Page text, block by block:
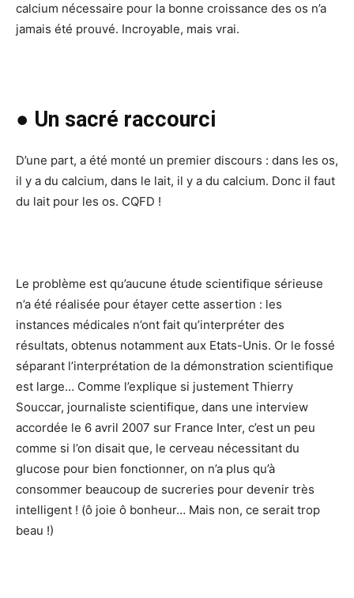
calcium nécessaire pour la bonne croissance des os n’a
jamais été prouvé. Incroyable, mais vrai.
● Un sacré raccourci
D’une part, a été monté un premier discours : dans les os,
il y a du calcium, dans le lait, il y a du calcium. Donc il faut
du lait pour les os. CQFD !
Le problème est qu’aucune étude scientifique sérieuse
n’a été réalisée pour étayer cette assertion : les
instances médicales n’ont fait qu’interpréter des
résultats, obtenus notamment aux Etats-Unis. Or le fossé
séparant l’interprétation de la démonstration scientifique
est large… Comme l’explique si justement Thierry
Souccar, journaliste scientifique, dans une interview
accordée le 6 avril 2007 sur France Inter, c’est un peu
comme si l’on disait que, le cerveau nécessitant du
glucose pour bien fonctionner, on n’a plus qu’à
consommer beaucoup de sucreries pour devenir très
intelligent ! (ô joie ô bonheur… Mais non, ce serait trop
beau !)